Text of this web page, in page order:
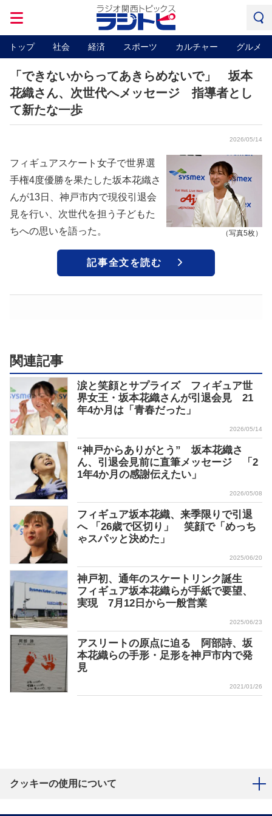
トップ 社会 経済 スポーツ カルチャー グルメ
「できないからってあきらめないで」 坂本
花織さん、次世代へメッセージ 指導者とし
て新たな一歩
2026/05/14
（写真5枚）
フィギュアスケート女子で世界選
手権4度優勝を果たした坂本花織さ
んが13日、神戸市内で現役引退会
見を行い、次世代を担う子どもた
ちへの思いを語った。
記事全文を読む
関連記事
涙と笑顔とサプライズ フィギュア世
界女王・坂本花織さんが引退会見 21
年4か月は「青春だった」
2026/05/14
“神戸からありがとう” 坂本花織さ
ん、引退会見前に直筆メッセージ 「2
1年4か月の感謝伝えたい」
2026/05/08
フィギュア坂本花織、来季限りで引退
へ 「26歳で区切り」 笑顔で「めっち
ゃスパッと決めた」
2025/06/20
神戸初、通年のスケートリンク誕生
フィギュア坂本花織らが手紙で要望、
実現 7月12日から一般営業
2025/06/23
アスリートの原点に迫る 阿部詩、坂
本花織らの手形・足形を神戸市内で発
見
2021/01/26
クッキーの使用について